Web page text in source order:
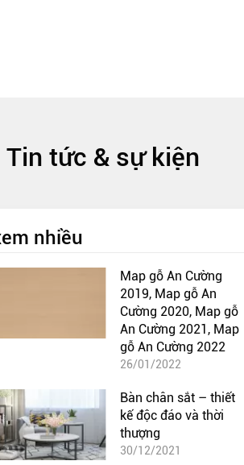
Tin tức & sự kiện
nhiều
Map gỗ An Cường
2019, Map gỗ An
Cường 2020, Map gỗ
An Cường 2021, Map
gỗ An Cường 2022
26/01/2022
Bàn chân sắt – thiết
kế độc đáo và thời
thượng
30/12/2021